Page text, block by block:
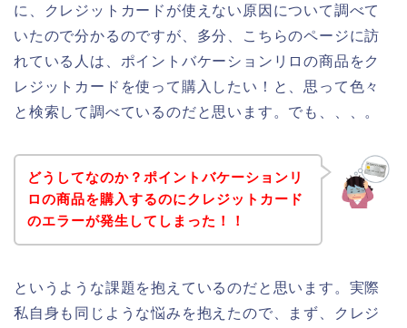
に、クレジットカードが使えない原因について調べて
いたので分かるのですが、多分、こちらのページに訪
れている人は、ポイントバケーションリロの商品をク
レジットカードを使って購入したい！と、思って色々
と検索して調べているのだと思います。でも、、、。
どうしてなのか？ポイントバケーションリ
ロの商品を購入するのにクレジットカード
のエラーが発生してしまった！！
というような課題を抱えているのだと思います。実際
私自身も同じような悩みを抱えたので、まず、クレジ